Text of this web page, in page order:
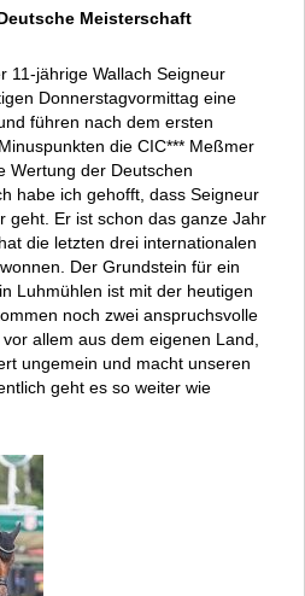
Meisterschaft
11-jährige Wallach Seigneur
Donnerstagvormittag eine
führen nach dem ersten
die CIC*** Meßmer
Wertung der Deutschen
habe ich gehofft, dass Seigneur
geht. Er ist schon das ganze Jahr
die letzten drei internationalen
Der Grundstein für ein
Luhmühlen ist mit der heutigen
noch zwei anspruchsvolle
allem aus dem eigenen Land,
ungemein und macht unseren
geht es so weiter wie